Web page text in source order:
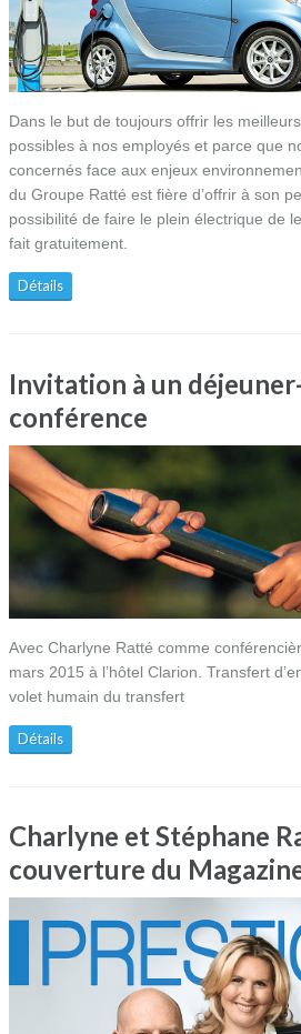
Dans le but de toujours offrir les
possibles à nos employés et parce que
concernés face aux enjeux
du Groupe Ratté est fière d’offrir à son
possibilité de faire le plein électrique de
fait gratuitement.
Détails
Invitation à un
conférence
Avec Charlyne Ratté comme
mars 2015 à l’hôtel Clarion. Transfert
volet humain du transfert
Détails
Charlyne et Stéphane
couverture du